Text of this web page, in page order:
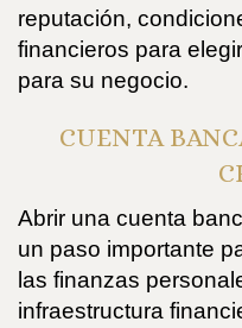
reputación,
financieros para
para su negocio.
CUENTA
Abrir una cuenta
un paso importante
las finanzas
infraestructura